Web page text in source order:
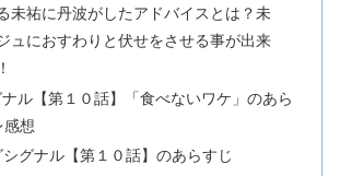
未祐に丹波がしたアドバイスとは？未
ュにおすわりと伏せをさせる事が出来
ナル【第１０話】「食べないワケ」のあら
感想
シグナル【第１０話】のあらすじ